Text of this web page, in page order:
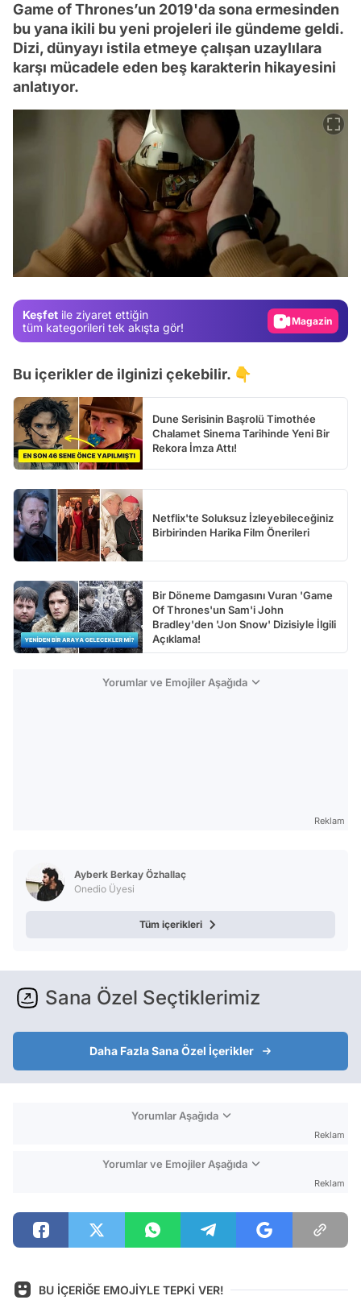
Game of Thrones’un 2019'da sona ermesinden
bu yana ikili bu yeni projeleri ile gündeme geldi.
Dizi, dünyayı istila etmeye çalışan uzaylılara
karşı mücadele eden beş karakterin hikayesini
anlatıyor.
Keşfet ile ziyaret ettiğin
tüm kategorileri tek akışta gör!
Test
Magazin
Bu içerikler de ilginizi çekebilir. 👇
Dune Serisinin Başrolü Timothée
Chalamet Sinema Tarihinde Yeni Bir
Rekora İmza Attı!
Netflix'te Soluksuz İzleyebileceğiniz
Birbirinden Harika Film Önerileri
Bir Döneme Damgasını Vuran 'Game
Of Thrones'un Sam'i John
Bradley'den 'Jon Snow' Dizisiyle İlgili
Açıklama!
Yorumlar ve Emojiler Aşağıda
Reklam
Ayberk Berkay Özhallaç
Onedio Üyesi
Tüm içerikleri
Sana Özel Seçtiklerimiz
Daha Fazla Sana Özel İçerikler
Yorumlar Aşağıda
Reklam
Yorumlar ve Emojiler Aşağıda
Reklam
BU İÇERİĞE EMOJİYLE TEPKİ VER!